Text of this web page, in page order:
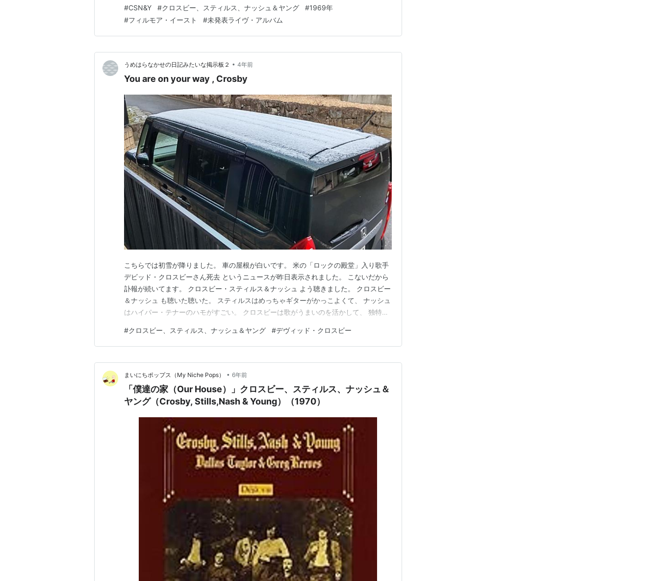
ません"とあるところに一抹…
#CSN&Y #クロスビー、スティルス、ナッシュ＆ヤング #1969年
#フィルモア・イースト #未発表ライヴ・アルバム
うめはらなかせの日記みたいな掲示板２ • 4年前
You are on your way , Crosby
こちらでは初雪が降りました。 車の屋根が白いです。 米の「ロックの殿堂」入り歌手
デビッド・クロスビーさん死去 というニュースが昨日表示されました。 こないだから
訃報が続いてます。 クロスビー・スティルス＆ナッシュ よう聴きました。 クロスビー
＆ナッシュ も聴いた聴いた。 スティルスはめっちゃギターがかっこよくて、 ナッシュ
はハイパー・テナーのハモがすごい。 クロスビーは歌がうまいのを活かして、 独特な
の音楽でした。 ソロアルバムは１枚だけ持ってます。 愛聴盤とはいえないけど、好き
でした。 YouTubeには、 D…
#クロスビー、スティルス、ナッシュ＆ヤング #デヴィッド・クロスビー
まいにちポップス（My Niche Pops） • 6年前
「僕達の家（Our House）」クロスビー、スティルス、ナッシュ＆
ヤング（Crosby, Stills,Nash & Young）（1970）